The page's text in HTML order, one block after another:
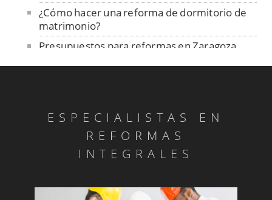
¿Cómo hacer una reforma de dormitorio de
matrimonio?
Presupuestos para reformas en Zaragoza
Reformas con pladur en Zaragoza
Zaragoza
Ayudas a la rehabilitación de viviendas en
Aragón 2020
necesidad de obras
ESPECIALISTAS EN
REFORMAS
INTEGRALES